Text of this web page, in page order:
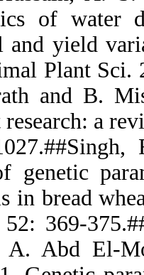
2016.
L. The J.
K., R.
hybrid
(12): 1013-
Estimation
mean
Plant
El-Latif,